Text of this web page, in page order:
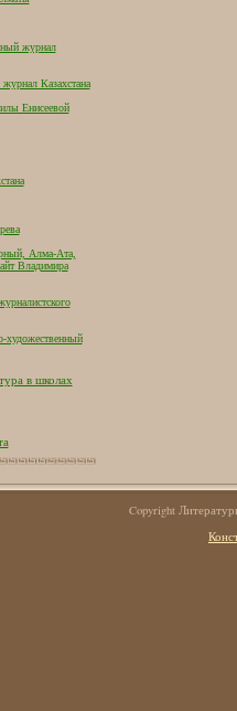
журнал
Казахстана
Енисеевой
Алма-Ата,
Владимира
художественный
в школах
Copyright